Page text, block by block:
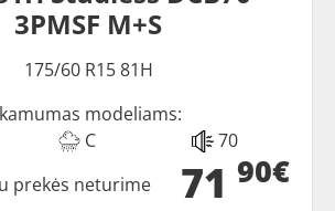
3PMSF M+S
175/60 R15 81H
modeliams:
C 70
71 90€
prekės neturime